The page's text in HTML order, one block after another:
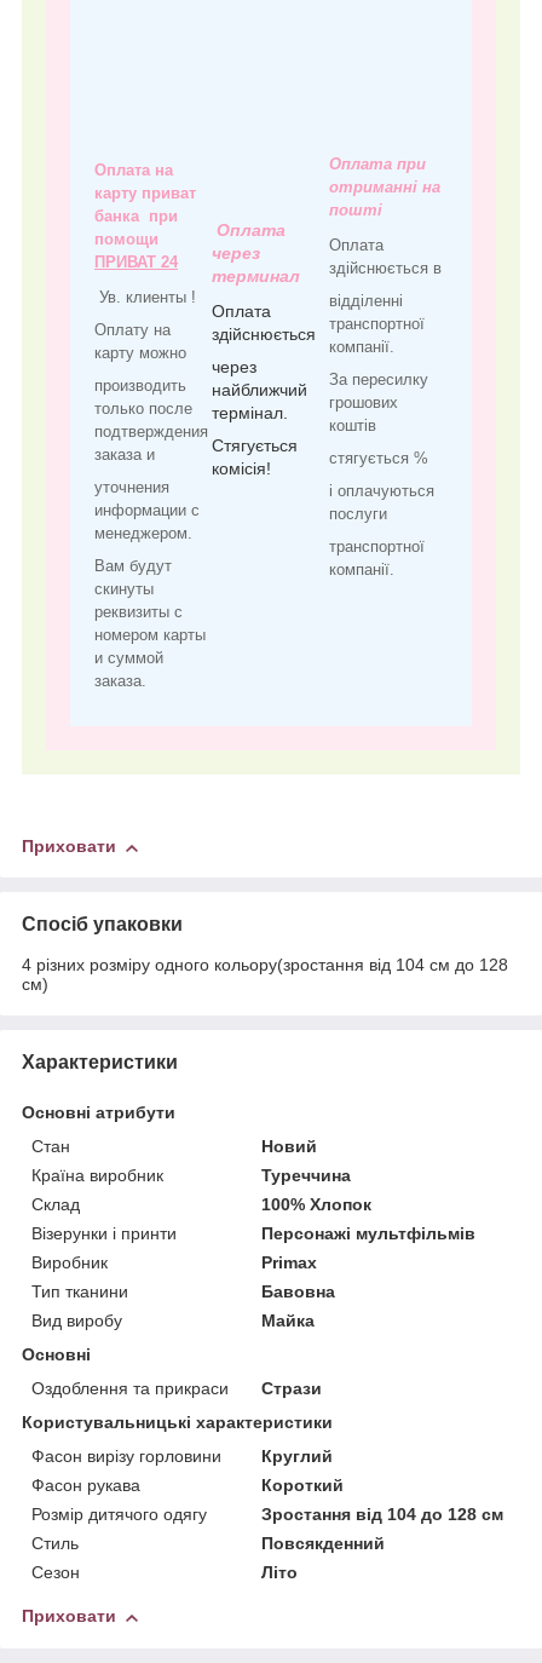
Оплата на
карту приват
банка при
помощи
ПРИВАТ 24
Ув. клиенты !
Оплату на
карту можно
производить
только после
подтверждения
заказа и
уточнения
информации с
менеджером.
Вам будут
скинуты
реквизиты с
номером карты
и суммой
заказа.
Оплата
через
терминал
Оплата
здійснюється
через
найближчий
термінал.
Стягується
комісія!
Оплата при
отриманні на
пошті
Оплата
здійснюється в
відділенні
транспортної
компанії.
За пересилку
грошових
коштів
стягується %
і оплачуються
послуги
транспортної
компанії.
Приховати
Спосіб упаковки
4 різних розміру одного кольору(зростання від 104 см до 128
см)
Характеристики
Основні атрибути
Стан
Новий
Країна виробник
Туреччина
Склад
100% Хлопок
Візерунки і принти
Персонажі мультфільмів
Виробник
Primax
Тип тканини
Бавовна
Вид виробу
Майка
Основні
Оздоблення та прикраси
Стрази
Користувальницькі характеристики
Фасон вирізу горловини
Круглий
Фасон рукава
Короткий
Розмір дитячого одягу
Зростання від 104 до 128 см
Стиль
Повсякденний
Сезон
Літо
Приховати